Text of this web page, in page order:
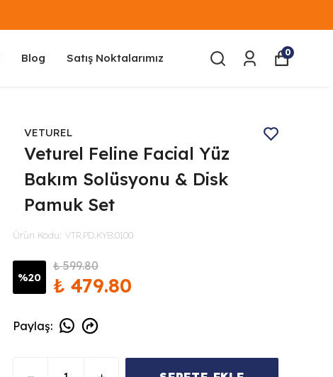
Blog Satış Noktalarımız 0
VETUREL
Veturel Feline Facial Yüz
Bakım Solüsyonu & Disk
Pamuk Set
Ürün Kodu: VTR.PD.KYB.0100
%20
₺ 599.80
₺ 479.80
Paylaş: